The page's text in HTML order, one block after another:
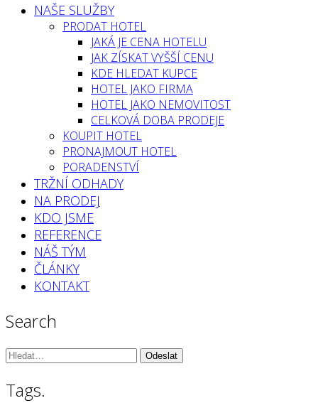
NAŠE SLUŽBY
PRODAT HOTEL
JAKÁ JE CENA HOTELU
JAK ZÍSKAT VYŠŠÍ CENU
KDE HLEDAT KUPCE
HOTEL JAKO FIRMA
HOTEL JAKO NEMOVITOST
CELKOVÁ DOBA PRODEJE
KOUPIT HOTEL
PRONAJMOUT HOTEL
PORADENSTVÍ
TRŽNÍ ODHADY
NA PRODEJ
KDO JSME
REFERENCE
NÁŠ TÝM
ČLÁNKY
KONTAKT
Search
Vyhledávání:
Tags.